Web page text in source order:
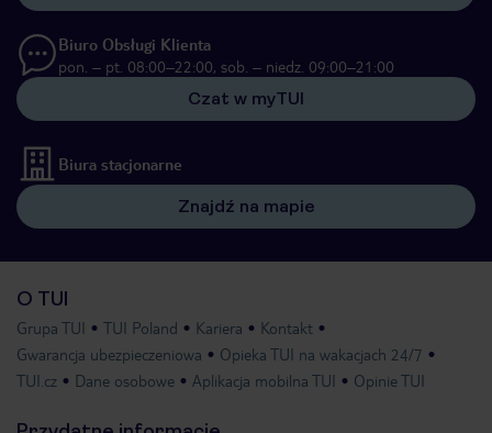
Biuro Obsługi Klienta
pon. – pt. 08:00–22:00, sob. – niedz. 09:00–21:00
Czat w myTUI
Biura stacjonarne
Znajdź na mapie
O TUI
Grupa TUI TUI Poland Kariera
Kontakt
Gwarancja ubezpieczeniowa
Opieka TUI na wakacjach 24/7
TUI.cz
Dane osobowe Aplikacja mobilna TUI Opinie TUI